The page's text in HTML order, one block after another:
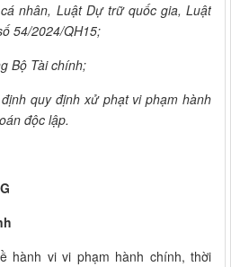
nhân, Luật Dự trữ quốc gia, Luật
54/2024/QH15;
Bộ Tài chính;
quy định xử phạt vi phạm hành
độc lập.
hành vi vi phạm hành chính, thời